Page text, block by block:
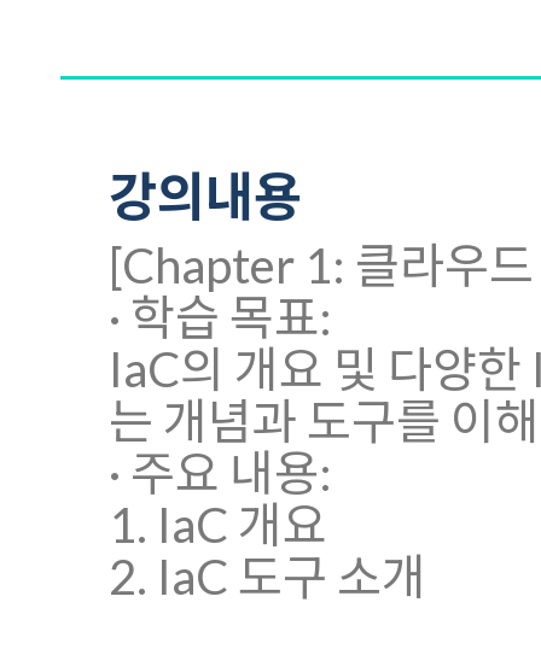
강의내용
[Chapter 1: 클라우
· 학습 목표:
IaC의 개요 및 다양
는 개념과 도구를 이
· 주요 내용:
1. IaC 개요
2. IaC 도구 소개